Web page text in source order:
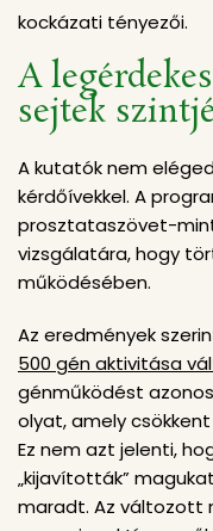
kockázati tényezői.
A
sejtek
A kutatók nem
kérdőívekkel. A
prosztataszövet-
vizsgálatára, hogy
működésében.
Az eredmények
500 gén aktivitása
génműködést
olyat, amely
Ez nem azt jelenti,
„kijavították”
maradt. Az változott